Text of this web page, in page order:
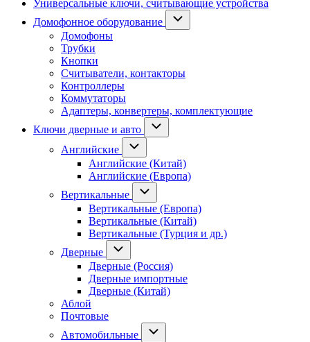
Универсальные ключи, считывающие устройства
Домофонное оборудование
Домофоны
Трубки
Кнопки
Считыватели, контакторы
Контроллеры
Коммутаторы
Адаптеры, конвертеры, комплектующие
Ключи дверные и авто
Английские
Английские (Китай)
Английские (Европа)
Вертикальные
Вертикальные (Европа)
Вертикальные (Китай)
Вертикальные (Турция и др.)
Дверные
Дверные (Россия)
Дверные импортные
Дверные (Китай)
Аблой
Почтовые
Автомобильные